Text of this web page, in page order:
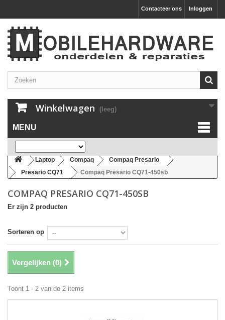
Inloggen
Contacteer ons
Winkelwagen (leeg)
MENU
Laptop Compaq
Compaq Presario
Presario CQ71
Compaq Presario CQ71-450sb
COMPAQ PRESARIO CQ71-450SB
Er zijn 2 producten
Sorteren op
Vergelijken (0)
Toont 1 - 2 van de 2 items